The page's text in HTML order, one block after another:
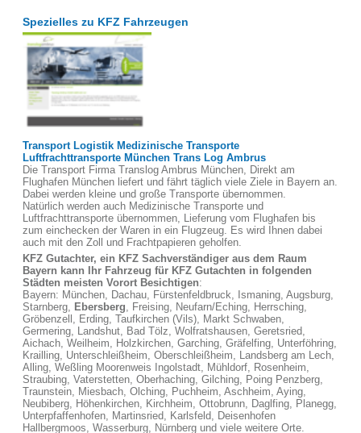
Spezielles zu KFZ Fahrzeugen
Transport Logistik Medizinische Transporte
Luftfrachttransporte München Trans Log Ambrus
Die Transport Firma Translog Ambrus München, Direkt am
Flughafen München liefert und fährt täglich viele Ziele in Bayern an.
Dabei werden kleine und große Transporte übernommen.
Natürlich werden auch Medizinische Transporte und
Luftfrachttransporte übernommen, Lieferung vom Flughafen bis
zum einchecken der Waren in ein Flugzeug. Es wird Ihnen dabei
auch mit den Zoll und Frachtpapieren geholfen.
KFZ Gutachter, ein KFZ Sachverständiger aus dem Raum
Bayern kann Ihr Fahrzeug für KFZ Gutachten in folgenden
Städten meisten Vorort Besichtigen:
Bayern: München, Dachau, Fürstenfeldbruck, Ismaning, Augsburg,
Starnberg, Ebersberg, Freising, Neufarn/Eching, Herrsching,
Gröbenzell, Erding, Taufkirchen (Vils), Markt Schwaben,
Germering, Landshut, Bad Tölz, Wolfratshausen, Geretsried,
Aichach, Weilheim, Holzkirchen, Garching, Gräfelfing, Unterföhring,
Krailling, Unterschleißheim, Oberschleißheim, Landsberg am Lech,
Alling, Weßling Moorenweis Ingolstadt, Mühldorf, Rosenheim,
Straubing, Vaterstetten, Oberhaching, Gilching, Poing Penzberg,
Traunstein, Miesbach, Olching, Puchheim, Aschheim, Aying,
Neubiberg, Höhenkirchen, Kirchheim, Ottobrunn, Daglfing, Planegg,
Unterpfaffenhofen, Martinsried, Karlsfeld, Deisenhofen
Hallbergmoos, Wasserburg, Nürnberg und viele weitere Orte.